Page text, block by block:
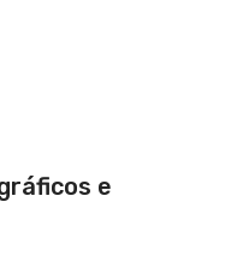
e